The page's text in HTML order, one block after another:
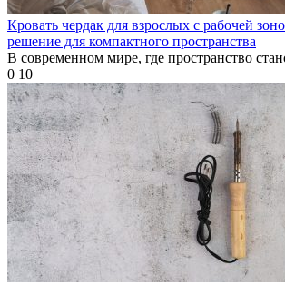
Кровать чердак для взрослых с рабочей
решение для компактного пространства
В современном мире, где пространство
0 10